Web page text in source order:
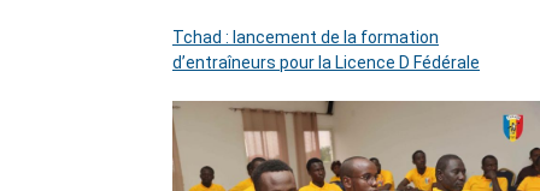
Tchad : lancement de la formation
d’entraîneurs pour la Licence D Fédérale